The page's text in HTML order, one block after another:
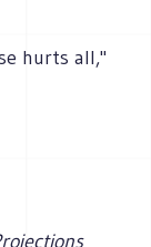
hurts all,"